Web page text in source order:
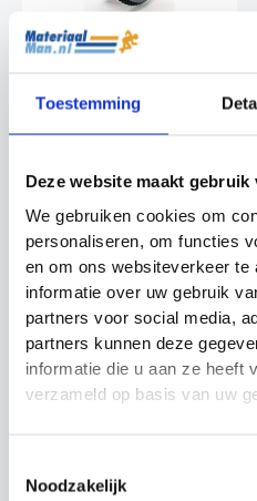
Toestemming
Deze website maakt gebruik
We gebruiken cookies om
personaliseren, om functies
en om ons websiteverkeer te
informatie over uw gebruik
partners voor social media,
partners kunnen deze
informatie die u aan ze heeft
verzameld op basis van uw
Noodzakelijk
Power Wheel Lifeline
Fitness
prijs
was:
€99.99.
prijs
is:
€84.99.
Mad